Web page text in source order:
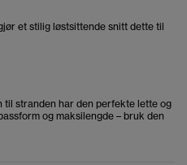
et stilig løstsittende snitt dette til
til stranden har den perfekte lette og
og maksilengde – bruk den